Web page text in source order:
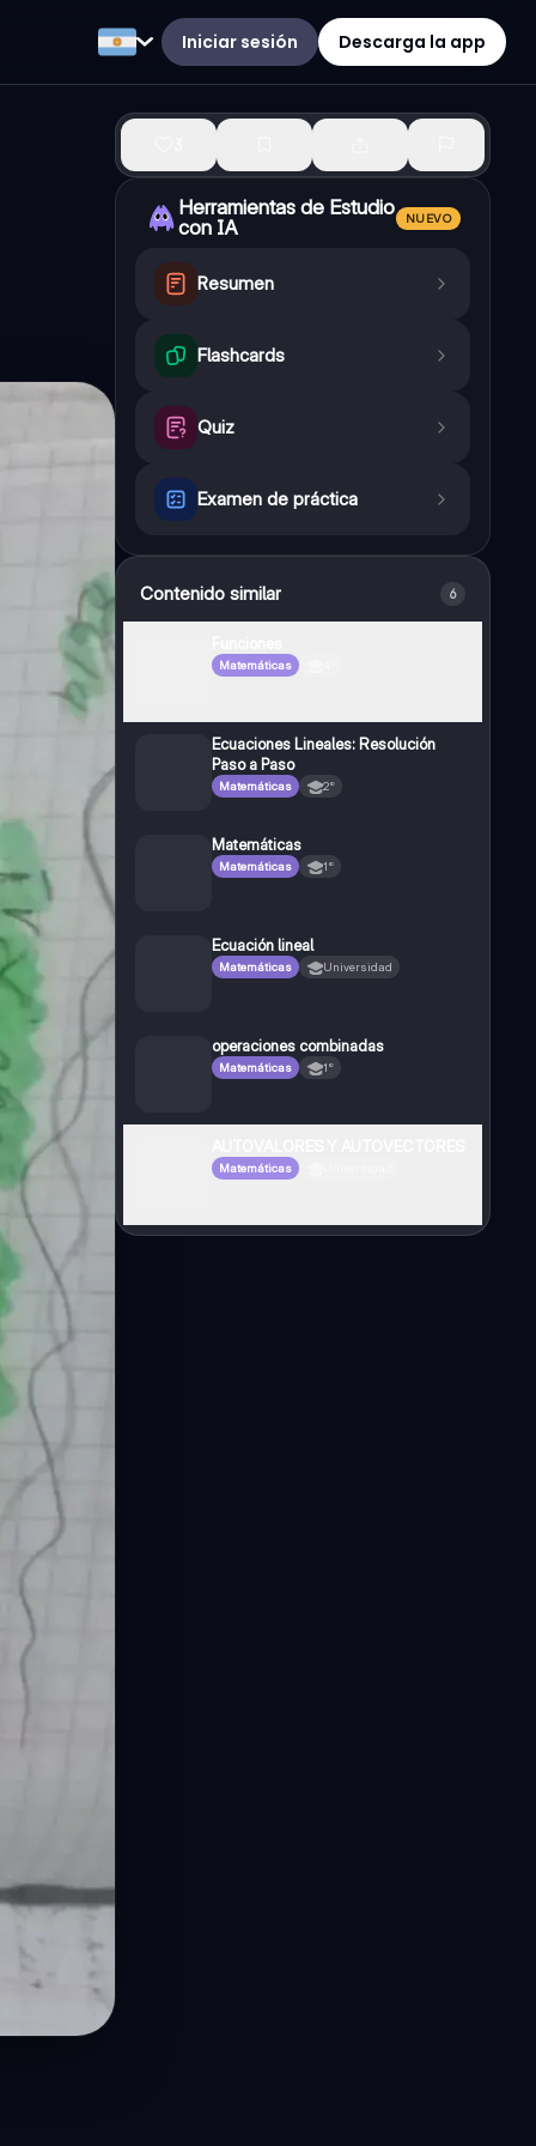
Iniciar sesión Descarga la app
Herramientas de Estudio
con IA
NUEVO
Resumen
Flashcards
Quiz
Examen de práctica
Contenido similar 6
Matemáticas
Ecuaciones Lineales: Resolución
Paso a Paso
Matemáticas 2°
Matemáticas
Matemáticas 1°
Ecuación lineal
Matemáticas Universidad
operaciones combinadas
Matemáticas 1°
Matemáticas